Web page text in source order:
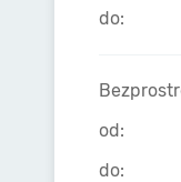
do:
od:
do: